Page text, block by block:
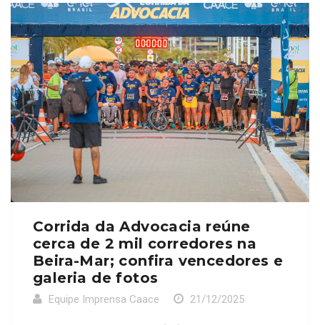
Corrida da Advocacia reúne
cerca de 2 mil corredores na
Beira-Mar; confira vencedores e
galeria de fotos
Equipe Imprensa Caace 21/12/2025